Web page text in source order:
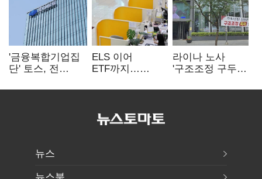
'금융복합기업집
단' 토스, 전
표준화
ELS 이어
ETF까지…
제동 걸린 은행
라이나 노사
'구조조정 구두
뉴스